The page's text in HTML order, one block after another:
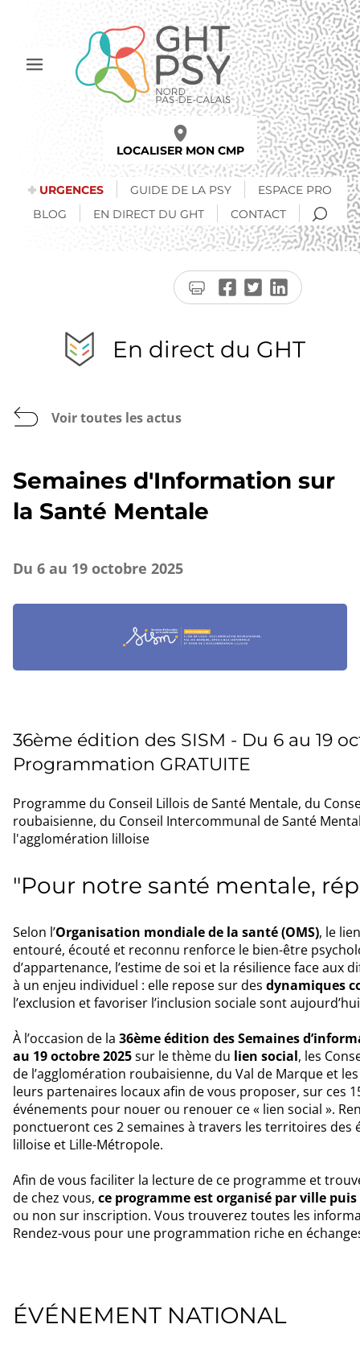
principal
Afficher
LOCALISER MON CMP
URGENCES GUIDE DE LA PSY
ESPACE PRO
BLOG
EN DIRECT DU GHT CONTACT
En direct du GHT
Voir toutes les actus
Semaines d'Information sur
la Santé Mentale
Du 6 au 19 octobre 2025
36ème édition des SISM - Du 6 au 19
Programmation GRATUITE
Programme du Conseil Lillois de Santé Mentale, du
roubaisienne, du Conseil Intercommunal de Santé
l'agglomération lilloise
"Pour notre santé mentale,
Selon l’Organisation mondiale de la santé (OMS), le
entouré, écouté et reconnu renforce le bien-être
d’appartenance, l’estime de soi et la résilience face aux
à un enjeu individuel : elle repose sur des dynamiques
l’exclusion et favoriser l’inclusion sociale sont
À l’occasion de la 36ème édition des Semaines
au 19 octobre 2025sur le thème du lien social, les
de l’agglomération roubaisienne, du Val de Marque et
leurs partenaires locaux afin de vous proposer, sur ces
événements pour nouer ou renouer ce « lien social ».
ponctueront ces 2 semaines à travers les territoires des
lilloise et Lille-Métropole.
Afin de vous faciliter la lecture de ce programme et
de chez vous, ce programme est organisé par ville
ou non sur inscription. Vous trouverez toutes les
Rendez-vous pour une programmation riche en
ÉVÉNEMENT NATIONAL
Imprimer
la
Partager
sur
Partager
sur
Partager
sur